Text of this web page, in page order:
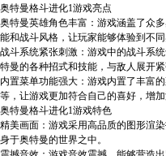
奥特曼格斗进化1游戏亮点
奥特曼英雄角色丰富：游戏涵盖了众
能和战斗风格，让玩家能够体验到不同
战斗系统紧张刺激：游戏中的战斗系
特曼的各种招式和技能，与敌人展开紧
内置菜单功能强大：游戏内置了丰富
等，让游戏更加符合自己的喜好，增加
奥特曼格斗进化1游戏特色
精美画面：游戏采用高品质的图形渲
身于奥特曼的世界之中。